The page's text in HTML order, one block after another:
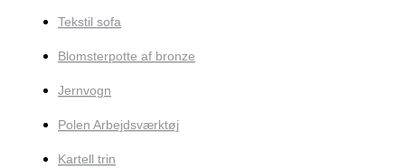
Tekstil sofa
Blomsterpotte af bronze
Jernvogn
Polen Arbejdsværktøj
Kartell trin